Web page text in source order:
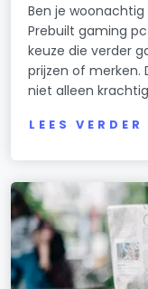
Ben je woonachtig
Prebuilt gaming
keuze die verder
prijzen of
niet alleen
LEES VERDER